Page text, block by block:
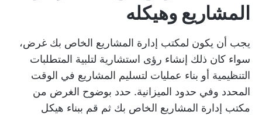
المشاريع وهيكله
يجب أن يكون لمكتب إدارة المشاريع الخاص بك غرض،
سواء كان ذلك إنشاء رؤى استشارية لتلبية المتطلبات
التنظيمية أو بناء عمليات لتسليم المشاريع في الوقت
المحدد وفي حدود الميزانية. حدد بوضوح الغرض من
مكتب إدارة المشاريع الخاص بك ثم قم ببناء هيكل